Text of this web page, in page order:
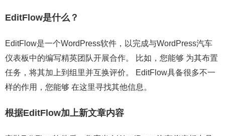
EditFlow是什么？
EditFlow是一个WordPress软件，以完成与WordPress汽车
仪表板中的编写精英团队开展合作。 比如，您能够 为其布置
任务，将其加上到组里并互换评价。 EditFlow具备很多不一
样的作用，您能够 在这里寻找其他信息。
根据EditFlow加上新文章内容